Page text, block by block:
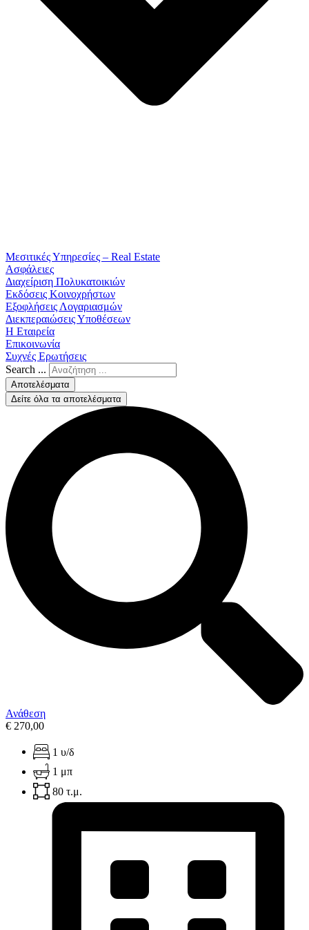
Μεσιτικές Υπηρεσίες – Real Estate
Ασφάλειες
Διαχείριση Πολυκατοικιών
Εκδόσεις Κοινοχρήστων
Εξοφλήσεις Λογαριασμών
Διεκπεραιώσεις Υποθέσεων
Η Εταιρεία
Επικοινωνία
Συχνές Ερωτήσεις
Search ...
Αποτελέσματα
Δείτε όλα τα αποτελέσματα
Ανάθεση
€ 270,00
1 υ/δ
1 μπ
80 τ.μ.